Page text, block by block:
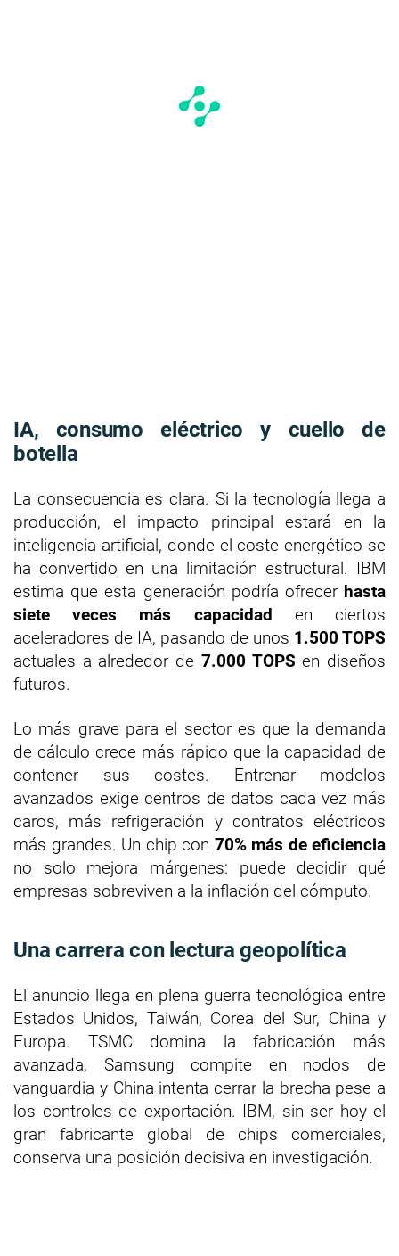
IA, consumo eléctrico y cuello de
botella
La consecuencia es clara. Si la tecnología llega a
producción, el impacto principal estará en la
inteligencia artificial, donde el coste energético se
ha convertido en una limitación estructural. IBM
estima que esta generación podría ofrecer hasta
siete veces más capacidad en ciertos
aceleradores de IA, pasando de unos 1.500 TOPS
actuales a alrededor de 7.000 TOPS en diseños
futuros.
Lo más grave para el sector es que la demanda
de cálculo crece más rápido que la capacidad de
contener sus costes. Entrenar modelos
avanzados exige centros de datos cada vez más
caros, más refrigeración y contratos eléctricos
más grandes. Un chip con 70% más de eficiencia
no solo mejora márgenes: puede decidir qué
empresas sobreviven a la inflación del cómputo.
Una carrera con lectura geopolítica
El anuncio llega en plena guerra tecnológica entre
Estados Unidos, Taiwán, Corea del Sur, China y
Europa. TSMC domina la fabricación más
avanzada, Samsung compite en nodos de
vanguardia y China intenta cerrar la brecha pese a
los controles de exportación. IBM, sin ser hoy el
gran fabricante global de chips comerciales,
conserva una posición decisiva en investigación.